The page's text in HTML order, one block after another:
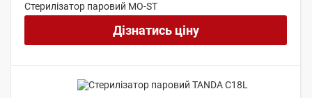
Стерилізатор паровий MO-ST
Дізнатись ціну